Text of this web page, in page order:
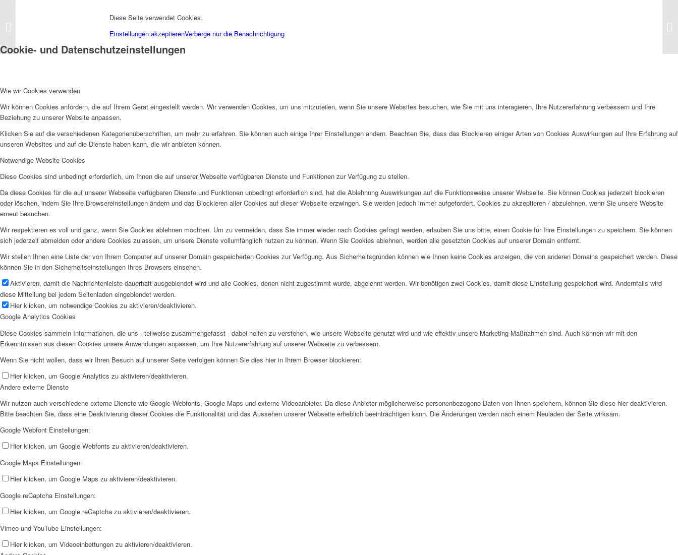
Diese Seite verwendet Cookies.
Einstellungen akzeptierenVerberge nur die Benachrichtigung
Cookie- und Datenschutzeinstellungen
Wie wir Cookies verwenden
Wir können Cookies anfordern, die auf Ihrem Gerät eingestellt werden. Wir verwenden Cookies, um uns mitzuteilen, wenn Sie unsere Websites besuchen, wie Sie mit uns interagieren, Ihre Nutzererfahrung verbessern und Ihre
Beziehung zu unserer Website anpassen.
Klicken Sie auf die verschiedenen Kategorienüberschriften, um mehr zu erfahren. Sie können auch einige Ihrer Einstellungen ändern. Beachten Sie, dass das Blockieren einiger Arten von Cookies Auswirkungen auf Ihre Erfahrung auf
unseren Websites und auf die Dienste haben kann, die wir anbieten können.
Notwendige Website Cookies
Diese Cookies sind unbedingt erforderlich, um Ihnen die auf unserer Webseite verfügbaren Dienste und Funktionen zur Verfügung zu stellen.
Da diese Cookies für die auf unserer Webseite verfügbaren Dienste und Funktionen unbedingt erforderlich sind, hat die Ablehnung Auswirkungen auf die Funktionsweise unserer Webseite. Sie können Cookies jederzeit blockieren
oder löschen, indem Sie Ihre Browsereinstellungen ändern und das Blockieren aller Cookies auf dieser Webseite erzwingen. Sie werden jedoch immer aufgefordert, Cookies zu akzeptieren / abzulehnen, wenn Sie unsere Website
erneut besuchen.
Wir respektieren es voll und ganz, wenn Sie Cookies ablehnen möchten. Um zu vermeiden, dass Sie immer wieder nach Cookies gefragt werden, erlauben Sie uns bitte, einen Cookie für Ihre Einstellungen zu speichern. Sie können
sich jederzeit abmelden oder andere Cookies zulassen, um unsere Dienste vollumfänglich nutzen zu können. Wenn Sie Cookies ablehnen, werden alle gesetzten Cookies auf unserer Domain entfernt.
Wir stellen Ihnen eine Liste der von Ihrem Computer auf unserer Domain gespeicherten Cookies zur Verfügung. Aus Sicherheitsgründen können wie Ihnen keine Cookies anzeigen, die von anderen Domains gespeichert werden. Diese
können Sie in den Sicherheitseinstellungen Ihres Browsers einsehen.
Aktivieren, damit die Nachrichtenleiste dauerhaft ausgeblendet wird und alle Cookies, denen nicht zugestimmt wurde, abgelehnt werden. Wir benötigen zwei Cookies, damit diese Einstellung gespeichert wird. Andernfalls wird
diese Mitteilung bei jedem Seitenladen eingeblendet werden.
Hier klicken, um notwendige Cookies zu aktivieren/deaktivieren.
Google Analytics Cookies
Diese Cookies sammeln Informationen, die uns - teilweise zusammengefasst - dabei helfen zu verstehen, wie unsere Webseite genutzt wird und wie effektiv unsere Marketing-Maßnahmen sind. Auch können wir mit den
Erkenntnissen aus diesen Cookies unsere Anwendungen anpassen, um Ihre Nutzererfahrung auf unserer Webseite zu verbessern.
Wenn Sie nicht wollen, dass wir Ihren Besuch auf unserer Seite verfolgen können Sie dies hier in Ihrem Browser blockieren:
Hier klicken, um Google Analytics zu aktivieren/deaktivieren.
Andere externe Dienste
Wir nutzen auch verschiedene externe Dienste wie Google Webfonts, Google Maps und externe Videoanbieter. Da diese Anbieter möglicherweise personenbezogene Daten von Ihnen speichern, können Sie diese hier deaktivieren.
Bitte beachten Sie, dass eine Deaktivierung dieser Cookies die Funktionalität und das Aussehen unserer Webseite erheblich beeinträchtigen kann. Die Änderungen werden nach einem Neuladen der Seite wirksam.
Google Webfont Einstellungen:
Hier klicken, um Google Webfonts zu aktivieren/deaktivieren.
Google Maps Einstellungen:
Hier klicken, um Google Maps zu aktivieren/deaktivieren.
Google reCaptcha Einstellungen:
Hier klicken, um Google reCaptcha zu aktivieren/deaktivieren.
Vimeo und YouTube Einstellungen:
Hier klicken, um Videoeinbettungen zu aktivieren/deaktivieren.